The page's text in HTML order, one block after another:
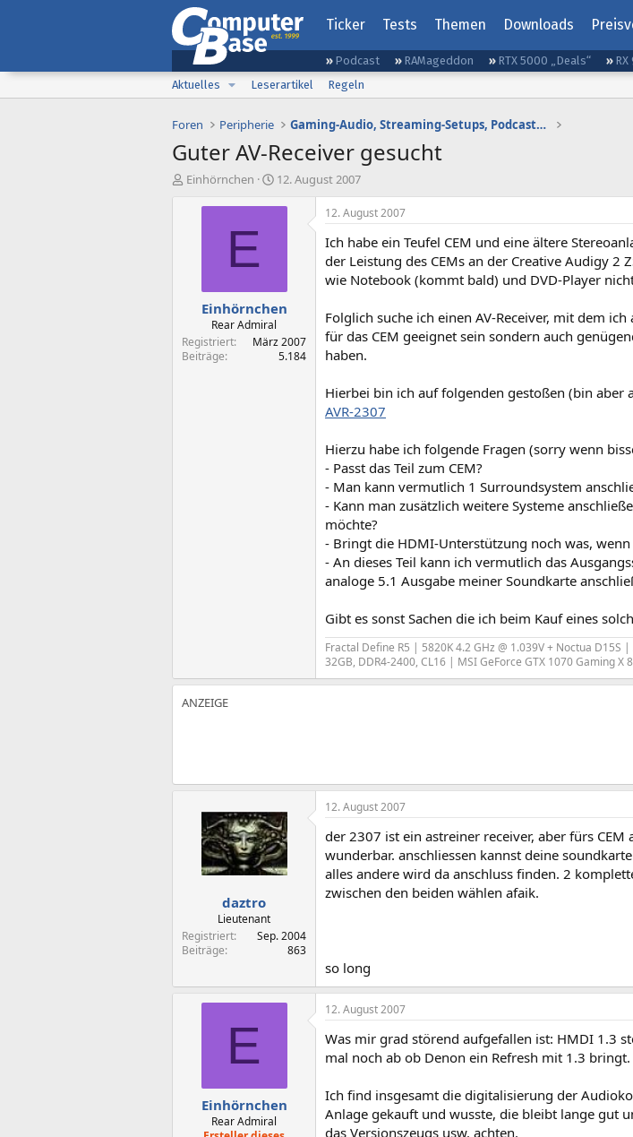
Ticker Tests Themen Downloads
Podcast RAMageddon RTX 5000 „Deals“
Aktuelles
Leserartikel Regeln
Foren Peripherie Gaming-Audio, Streaming-Setups, Podcasting etc.
Guter AV-Receiver gesucht
E
Einhörnchen
E
s
t
a
12. August 2007
E
Einhörnchen
Rear Admiral
Registriert
März 2007
Beiträge
5.184
12. August 2007
Ich habe ein Teufel CEM und eine ältere
der Leistung des CEMs an der Creative Audigy 2
wie Notebook (kommt bald) und DVD-Player
Folglich suche ich einen AV-Receiver, mit dem
für das CEM geeignet sein sondern auch
haben.
Hierbei bin ich auf folgenden gestoßen (bin aber
AVR-2307
Hierzu habe ich folgende Fragen (sorry wenn
- Passt das Teil zum CEM?
- Man kann vermutlich 1 Surroundsystem
- Kann man zusätzlich weitere Systeme
möchte?
- Bringt die HDMI-Unterstützung noch was,
- An dieses Teil kann ich vermutlich das
analoge 5.1 Ausgabe meiner Soundkarte
Gibt es sonst Sachen die ich beim Kauf eines
Fractal Define R5 | 5820K 4.2 GHz @ 1.039V + Noctua
32GB, DDR4-2400, CL16 | MSI GeForce GTX 1070 Gaming
daztro
Lieutenant
Registriert
Sep. 2004
Beiträge
863
12. August 2007
der 2307 ist ein astreiner receiver, aber fürs
wunderbar. anschliessen kannst deine
alles andere wird da anschluss finden. 2
zwischen den beiden wählen afaik.
so long
E
Einhörnchen
Rear Admiral
12. August 2007
Was mir grad störend aufgefallen ist: HMDI 1.3
mal noch ab ob Denon ein Refresh mit 1.3 bringt.
Ich find insgesamt die digitalisierung der
Anlage gekauft und wusste, die bleibt lange gut
das Versionszeugs usw. achten.